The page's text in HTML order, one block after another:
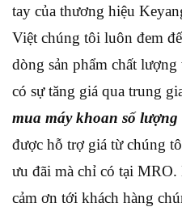
tay của thương hiệu
Việt chúng tôi luôn đem
dòng sản phẩm chất
có sự tăng giá qua trung
mua máy khoan số
được hỗ trợ giá từ chúng
ưu đãi mà chỉ có tại
cảm ơn tới khách hàng